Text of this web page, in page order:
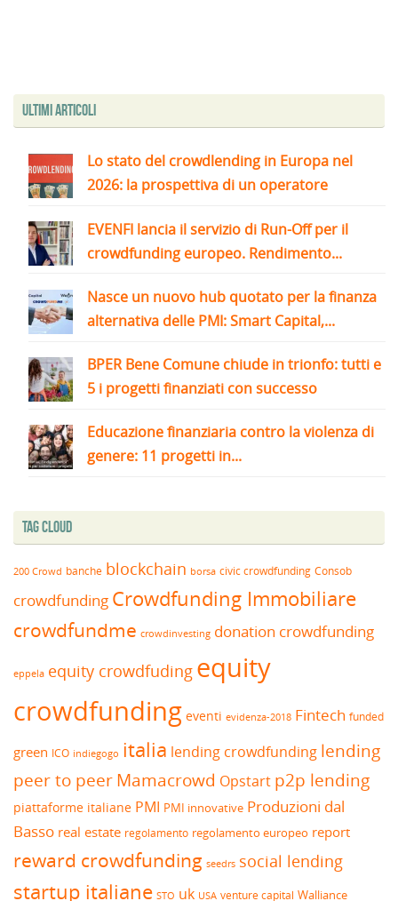
Ultimi articoli
Lo stato del crowdlending in Europa nel
2026: la prospettiva di un operatore
EVENFI lancia il servizio di Run-Off per il
crowdfunding europeo. Rendimento...
Nasce un nuovo hub quotato per la finanza
alternativa delle PMI: Smart Capital,...
BPER Bene Comune chiude in trionfo: tutti e
5 i progetti finanziati con successo
Educazione finanziaria contro la violenza di
genere: 11 progetti in...
Tag Cloud
200 Crowd banche blockchain borsa civic crowdfunding Consob
crowdfunding Crowdfunding Immobiliare
crowdfundme crowdinvesting donation crowdfunding
eppela equity crowdfuding equity
crowdfunding eventi evidenza-2018 Fintech funded
green ICO indiegogo italia lending crowdfunding lending
peer to peerMamacrowd Opstart p2p lending
piattaforme italiane PMI PMI innovative Produzioni dal
Basso real estate regolamento regolamento europeo report
reward crowdfunding seedrs social lending
startup italiane STO uk USA venture capital Walliance